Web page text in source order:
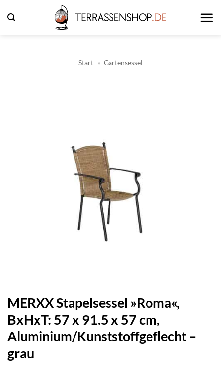
Inhalt
springen
Start » Gartensessel
MERXX Stapelsessel »Roma«,
BxHxT: 57 x 91.5 x 57 cm,
Aluminium/Kunststoffgeflecht –
grau